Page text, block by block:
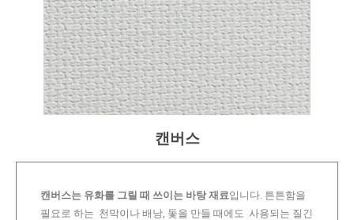
캔버스
캔버스는 유화를 그릴 때 쓰이는 바탕 재료입니다. 튼튼함을
필요로 하는 천막이나 배낭, 돛을 만들 때에도 사용되는 질긴